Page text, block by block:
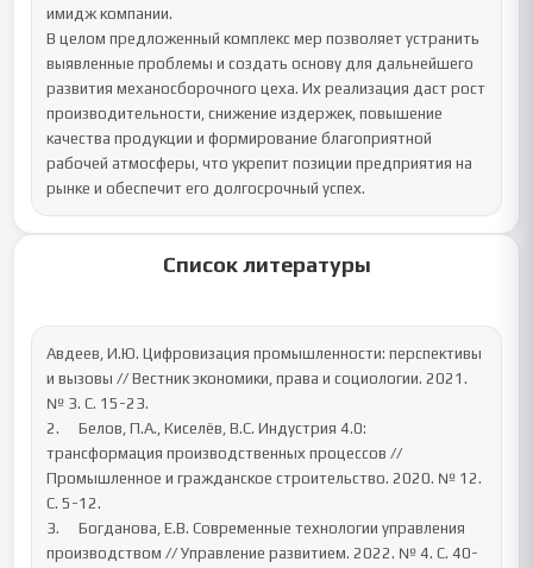
имидж компании.
В целом предложенный комплекс мер позволяет устранить
выявленные проблемы и создать основу для дальнейшего
развития механосборочного цеха. Их реализация даст рост
производительности, снижение издержек, повышение
качества продукции и формирование благоприятной
рабочей атмосферы, что укрепит позиции предприятия на
рынке и обеспечит его долгосрочный успех.
Список литературы
Авдеев, И.Ю. Цифровизация промышленности: перспективы
и вызовы // Вестник экономики, права и социологии. 2021.
№ 3. С. 15-23.
2.	 Белов, П.А., Киселёв, В.С. Индустрия 4.0:
трансформация производственных процессов //
Промышленное и гражданское строительство. 2020. № 12.
С. 5-12.
3.	 Богданова, Е.В. Современные технологии управления
производством // Управление развитием. 2022. № 4. С. 40-